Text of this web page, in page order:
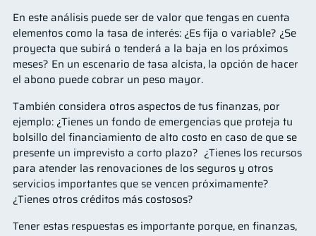
En este análisis puede ser de valor que tengas en cuenta
elementos como la tasa de interés: ¿Es fija o variable? ¿Se
proyecta que subirá o tenderá a la baja en los próximos
meses? En un escenario de tasa alcista, la opción de hacer
el abono puede cobrar un peso mayor.
También considera otros aspectos de tus finanzas, por
ejemplo: ¿Tienes un fondo de emergencias que proteja tu
bolsillo del financiamiento de alto costo en caso de que se
presente un imprevisto a corto plazo? ¿Tienes los recursos
para atender las renovaciones de los seguros y otros
servicios importantes que se vencen próximamente?
¿Tienes otros créditos más costosos?
Tener estas respuestas es importante porque, en finanzas,